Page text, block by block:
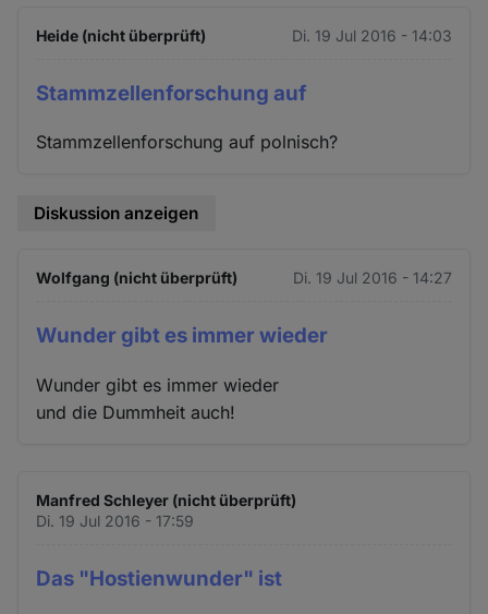
Heide (nicht überprüft) Di. 19 Jul 2016 - 14:03
Stammzellenforschung auf
Stammzellenforschung auf polnisch?
Diskussion anzeigen
Wolfgang (nicht überprüft) Di. 19 Jul 2016 - 14:27
Wunder gibt es immer wieder
Wunder gibt es immer wieder
und die Dummheit auch!
Manfred Schleyer (nicht überprüft)
Di. 19 Jul 2016 - 17:59
Das "Hostienwunder" ist